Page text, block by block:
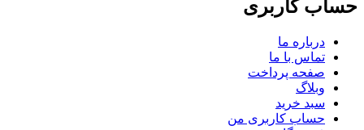
حساب کاربری
درباره ما
تماس با ما
صفحه پرداخت
وبلاگ
سبد خرید
حساب کاربری من